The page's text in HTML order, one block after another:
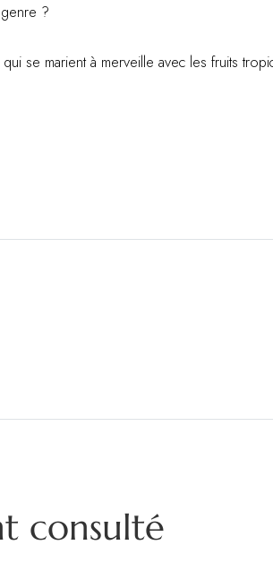
?
se marient à merveille avec les fruits
consulté